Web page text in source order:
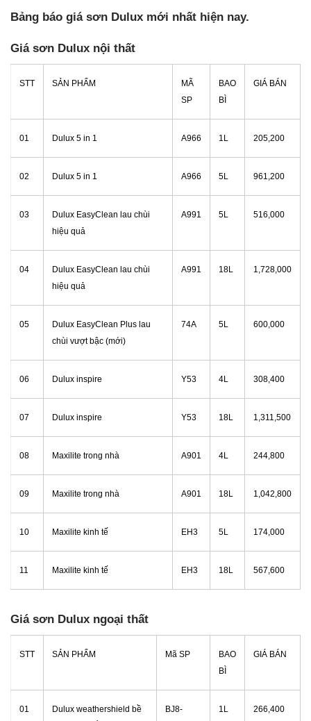
Bảng báo giá sơn Dulux mới nhất hiện nay.
Giá sơn Dulux nội thất
STT SẢN PHẨM
MÃ
SP
BAO
BÌ
GIÁ BÁN
01 Dulux 5 in 1 A966 1L 205,200
02 Dulux 5 in 1 A966 5L 961,200
03
Dulux EasyClean lau chùi
hiệu quả
A991 5L 516,000
04
Dulux EasyClean lau chùi
hiệu quả
A991 18L 1,728,000
05
Dulux EasyClean Plus lau
chùi vượt bậc (mới)
74A 5L 600,000
06 Dulux inspire Y53 4L 308,400
07 Dulux inspire Y53 18L 1,311,500
08 Maxilite trong nhà A901 4L 244,800
09 Maxilite trong nhà A901 18L 1,042,800
10 Maxilite kinh tế EH3 5L 174,000
11 Maxilite kinh tế EH3 18L 567,600
Giá sơn Dulux ngoại thất
STT SẢN PHẨM Mã SP
BAO
BÌ
GIÁ BÁN
01 Dulux weathershield bề BJ8- 1L 266,400